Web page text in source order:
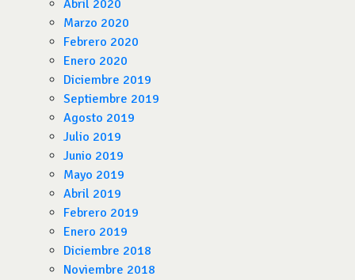
Abril 2020
Marzo 2020
Febrero 2020
Enero 2020
Diciembre 2019
Septiembre 2019
Agosto 2019
Julio 2019
Junio 2019
Mayo 2019
Abril 2019
Febrero 2019
Enero 2019
Diciembre 2018
Noviembre 2018